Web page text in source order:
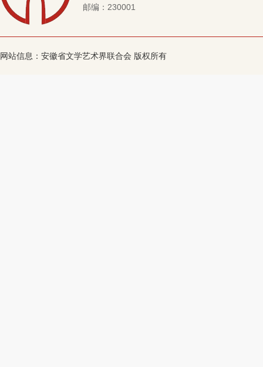
邮编：230001
网站信息：安徽省文学艺术界联合会 版权所有